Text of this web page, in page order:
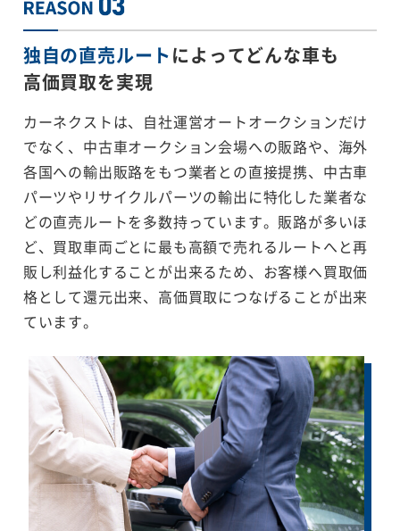
独自の直売ルートによってどんな車も
高価買取を実現
カーネクストは、自社運営オートオークションだけ
でなく、中古車オークション会場への販路や、海外
各国への輸出販路をもつ業者との直接提携、中古車
パーツやリサイクルパーツの輸出に特化した業者な
どの直売ルートを多数持っています。販路が多いほ
ど、買取車両ごとに最も高額で売れるルートへと再
販し利益化することが出来るため、お客様へ買取価
格として還元出来、高価買取につなげることが出来
ています。